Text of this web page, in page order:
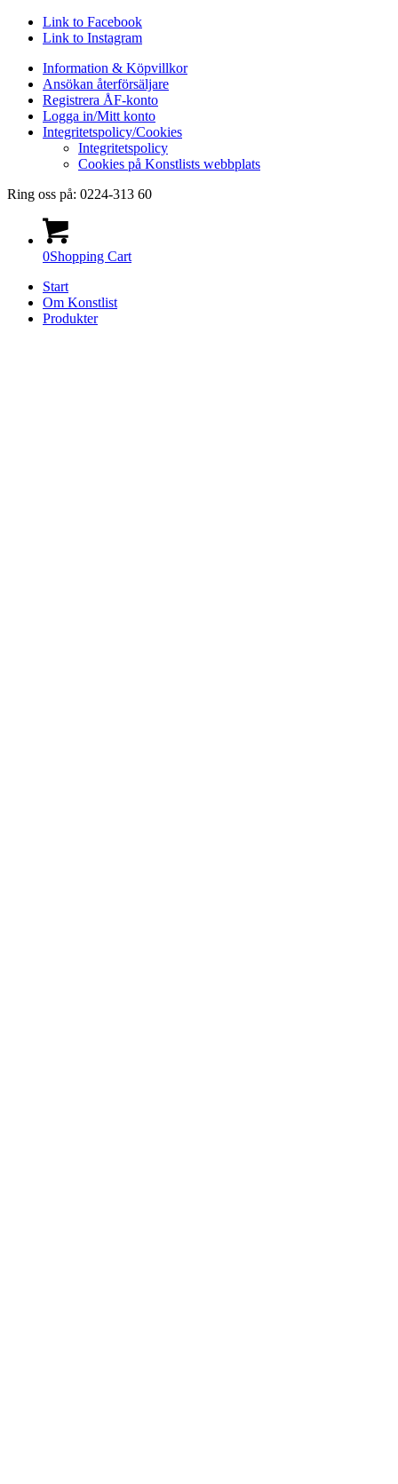
Link to Facebook
Link to Instagram
Information & Köpvillkor
Ansökan återförsäljare
Registrera ÅF-konto
Logga in/Mitt konto
Integritetspolicy/Cookies
Integritetspolicy
Cookies på Konstlists webbplats
Ring oss på: 0224-313 60
0Shopping Cart
Start
Om Konstlist
Produkter